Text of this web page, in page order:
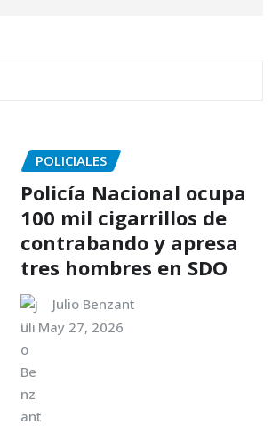
POLICIALES
Policía Nacional ocupa
100 mil cigarrillos de
contrabando y apresa
tres hombres en SDO
Julio Benzant
May 27, 2026